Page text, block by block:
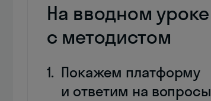
На вводном уроке
с методистом
Покажем платформу
и ответим на вопросы